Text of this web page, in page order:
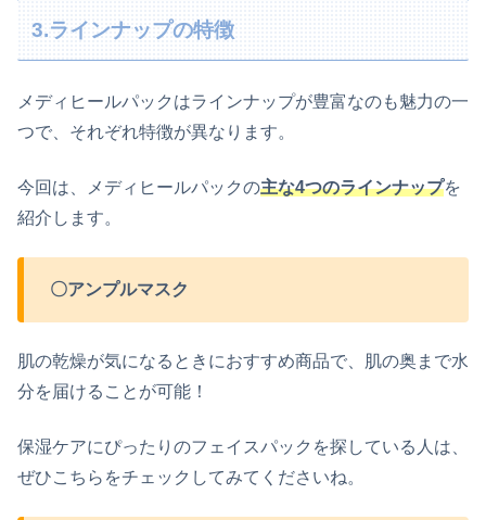
3.ラインナップの特徴
メディヒールパックはラインナップが豊富なのも魅力の一
つで、それぞれ特徴が異なります。
今回は、メディヒールパックの主な4つのラインナップを
紹介します。
〇アンプルマスク
肌の乾燥が気になるときにおすすめ商品で、肌の奥まで水
分を届けることが可能！
保湿ケアにぴったりのフェイスパックを探している人は、
ぜひこちらをチェックしてみてくださいね。